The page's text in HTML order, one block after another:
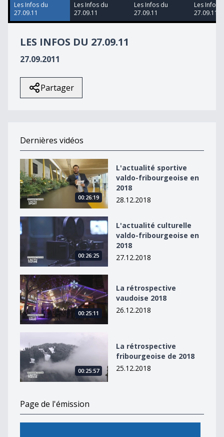
seconds
Les Infos du
27.09.11
Les Infos du
27.09.11
Les Infos du
27.09.11
Les Infos
27.09.11
LES INFOS DU 27.09.11
27.09.2011
Partager
Dernières vidéos
L&#039;actualité sportive valdo-fribourgeoise en 2018
00:26:19
L'actualité sportive
valdo-fribourgeoise en
2018
28.12.2018
L&#039;actualité culturelle valdo-fribourgeoise en
00:26:25
L'actualité culturelle
valdo-fribourgeoise en
2018
27.12.2018
La rétrospective vaudoise 2018
00:25:11
La rétrospective
vaudoise 2018
26.12.2018
00:25:57
La rétrospective
fribourgeoise de 2018
25.12.2018
Page de l'émission